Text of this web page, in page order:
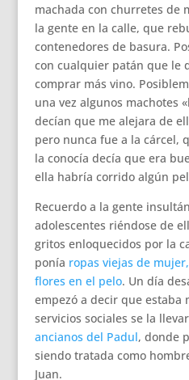
machada con churretes de
la gente en la calle, que
contenedores de basura.
con cualquier patán que le
comprar más vino.
una vez algunos machotes
decían que me alejara de
pero nunca fue a la cárcel,
la conocía decía que era
ella habría corrido algún
Recuerdo a la gente
adolescentes riéndose de
gritos enloquecidos por la
ponía ropas viejas de
flores en el pelo. Un día
empezó a decir que estaba
servicios sociales se la
ancianos del Padul, donde
siendo tratada como
Juan.